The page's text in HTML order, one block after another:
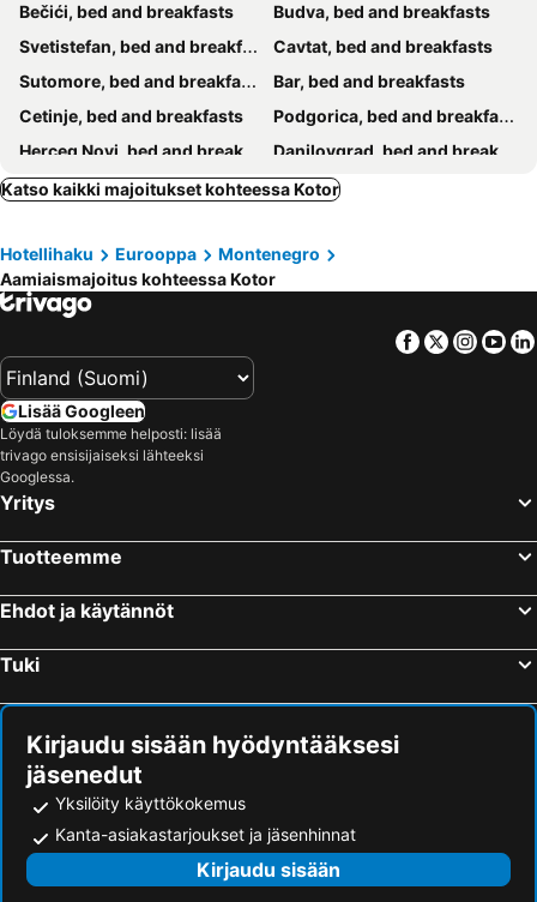
Bečići, bed and breakfasts
Budva, bed and breakfasts
Svetistefan, bed and breakfasts
Cavtat, bed and breakfasts
Sutomore, bed and breakfasts
Bar, bed and breakfasts
Cetinje, bed and breakfasts
Podgorica, bed and breakfasts
Herceg Novi, bed and breakfasts
Danilovgrad, bed and breakfasts
Petrovac, bed and breakfasts
Trebinje, bed and breakfasts
Risan, bed and breakfasts
Nikšić, bed and breakfasts
Konavla, bed and breakfasts
Katso kaikki majoitukset kohteessa Kotor
Hotellihaku Eurooppa
Montenegro
Aamiaismajoitus kohteessa Kotor
Facebook
Twitter
Lisää Googleen
Löydä tuloksemme helposti: lisää
trivago ensisijaiseksi lähteeksi
Googlessa.
Yritys
Tuotteemme
Ehdot ja käytännöt
Tuki
Kirjaudu sisään hyödyntääksesi
jäsenedut
Yksilöity käyttökokemus
Kanta-asiakastarjoukset ja jäsenhinnat
Kirjaudu sisään